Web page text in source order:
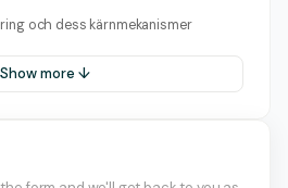
och dess kärnmekanismer
Show more ↓